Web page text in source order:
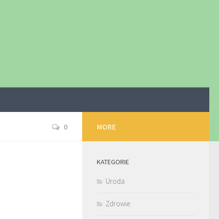
0 MORE
KATEGORIE
Uroda
Zdrowie